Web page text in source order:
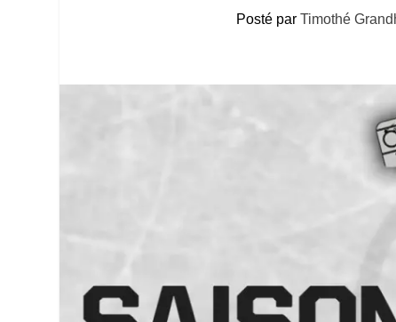
Posté par Timothé